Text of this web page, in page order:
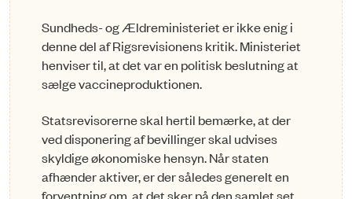
Sundheds- og Ældreministeriet er ikke enig i
denne del af Rigsrevisionens kritik. Mi­nisteriet
henviser til, at det var en politisk beslutning at
sælge vaccineproduktionen.
Statsrevisorerne skal hertil bemærke, at der
ved disponering af bevillinger skal udvises
skyldige økonomiske hensyn. Når staten
afhænder aktiver, er der således generelt en
forventning om, at det sker på den samlet set